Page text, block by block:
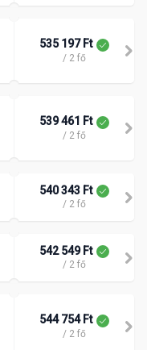
535 197 Ft
/ 2 fő
539 461 Ft
/ 2 fő
540 343 Ft
/ 2 fő
542 549 Ft
/ 2 fő
544 754 Ft
/ 2 fő